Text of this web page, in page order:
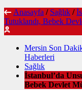
Anasayfa / Sağlık /
Tutuklandı, Bebek
Mersin Son
Haberleri
Sağlık
İstanbul’da
Bebek Devlet